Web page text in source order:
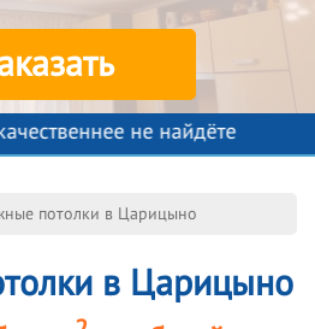
не найдёте
потолки в Царицыно
в Царицыно